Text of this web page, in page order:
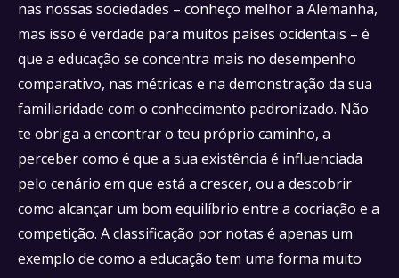
nas nossas sociedades – conheço melhor a Alemanha,
mas isso é verdade para muitos países ocidentais – é
que a educação se concentra mais no desempenho
comparativo, nas métricas e na demonstração da sua
familiaridade com o conhecimento padronizado. Não
te obriga a encontrar o teu próprio caminho, a
perceber como é que a sua existência é influenciada
pelo cenário em que está a crescer, ou a descobrir
como alcançar um bom equilíbrio entre a cocriação e a
competição. A classificação por notas é apenas um
exemplo de como a educação tem uma forma muito